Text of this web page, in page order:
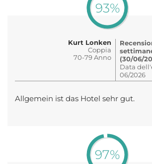
93%
Kurt Lonken
Coppia
70-79 Anno
(30/06/
Data
06/2026
Allgemein ist das Hotel sehr gut.
97%